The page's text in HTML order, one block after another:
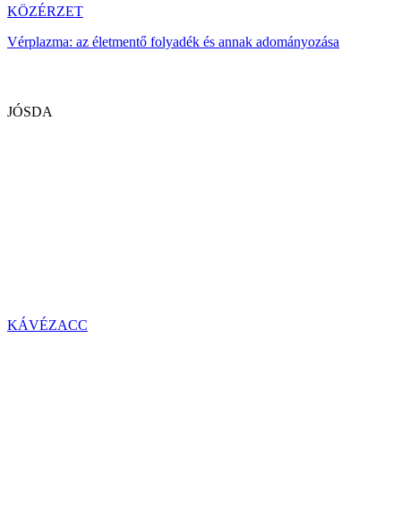
KÖZÉRZET
Vérplazma: az életmentő folyadék és annak adományozása
JÓSDA
KÁVÉZACC